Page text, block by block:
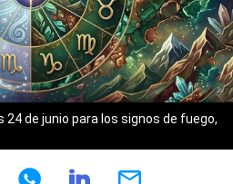
24 de junio para los signos de fuego,